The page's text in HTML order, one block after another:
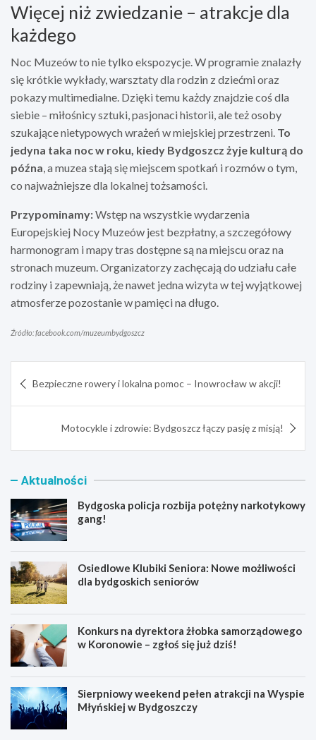
Więcej niż zwiedzanie – atrakcje dla
każdego
Noc Muzeów to nie tylko ekspozycje. W programie znalazły
się krótkie wykłady, warsztaty dla rodzin z dziećmi oraz
pokazy multimedialne. Dzięki temu każdy znajdzie coś dla
siebie – miłośnicy sztuki, pasjonaci historii, ale też osoby
szukające nietypowych wrażeń w miejskiej przestrzeni. To
jedyna taka noc w roku, kiedy Bydgoszcz żyje kulturą do
późna , a muzea stają się miejscem spotkań i rozmów o tym,
co najważniejsze dla lokalnej tożsamości.
Przypominamy:Wstęp na wszystkie wydarzenia
Europejskiej Nocy Muzeów jest bezpłatny, a szczegółowy
harmonogram i mapy tras dostępne są na miejscu oraz na
stronach muzeum. Organizatorzy zachęcają do udziału całe
rodziny i zapewniają, że nawet jedna wizyta w tej wyjątkowej
atmosferze pozostanie w pamięci na długo.
Źródło: facebook.com/muzeumbydgoszcz
wpisu
Bezpieczne rowery i lokalna pomoc – Inowrocław w akcji!
Motocykle i zdrowie: Bydgoszcz łączy pasję z misją!
Aktualności
Bydgoska policja rozbija potężny narkotykowy
gang!
Osiedlowe Klubiki Seniora: Nowe możliwości
dla bydgoskich seniorów
Konkurs na dyrektora żłobka samorządowego
w Koronowie – zgłoś się już dziś!
Sierpniowy weekend pełen atrakcji na Wyspie
Młyńskiej w Bydgoszczy
B
O